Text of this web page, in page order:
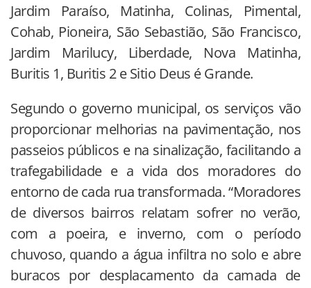
Jardim Paraíso, Matinha, Colinas, Pimental,
Cohab, Pioneira, São Sebastião, São Francisco,
Jardim Marilucy, Liberdade, Nova Matinha,
Buritis 1, Buritis 2 e Sitio Deus é Grande.
Segundo o governo municipal, os serviços vão
proporcionar melhorias na pavimentação, nos
passeios públicos e na sinalização, facilitando a
trafegabilidade e a vida dos moradores do
entorno de cada rua transformada. “Moradores
de diversos bairros relatam sofrer no verão,
com a poeira, e inverno, com o período
chuvoso, quando a água infiltra no solo e abre
buracos por desplacamento da camada de